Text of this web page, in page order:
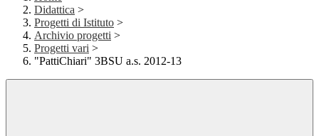
Didattica >
Progetti di Istituto >
Archivio progetti >
Progetti vari >
"PattiChiari" 3BSU a.s. 2012-13